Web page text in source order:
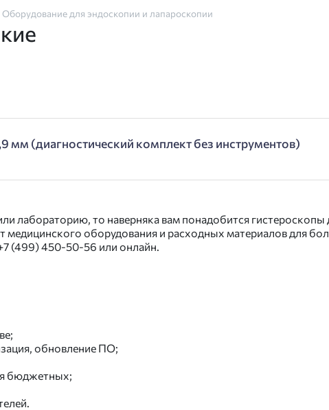
Оборудование для эндоскопии и лапароскопии
мм (диагностический комплект без инструментов)
лабораторию, то наверняка вам понадобится
оборудования и расходных материалов для
(499) 450-50-56 или онлайн.
обновление ПО;
бюджетных;